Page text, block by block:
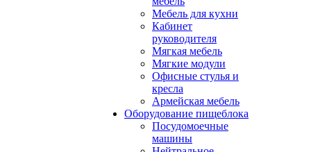
Мебель для кухни
Кабинет
руководителя
Мягкая мебель
Мягкие модули
Офисные стулья и
кресла
Армейская мебель
Оборудование пищеблока
Посудомоечные
машины